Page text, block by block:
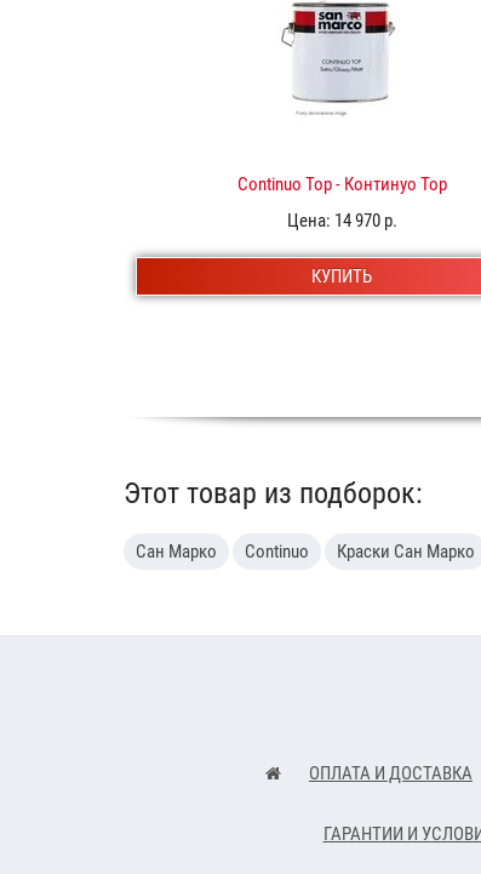
Continuo Top - Континуо Top
Цена: 14 970 р.
КУПИТЬ
Этот товар из подборок:
Сан Марко Continuo Краски Сан Марко
ОПЛАТА И ДОСТАВКА
ГАРАНТИИ И